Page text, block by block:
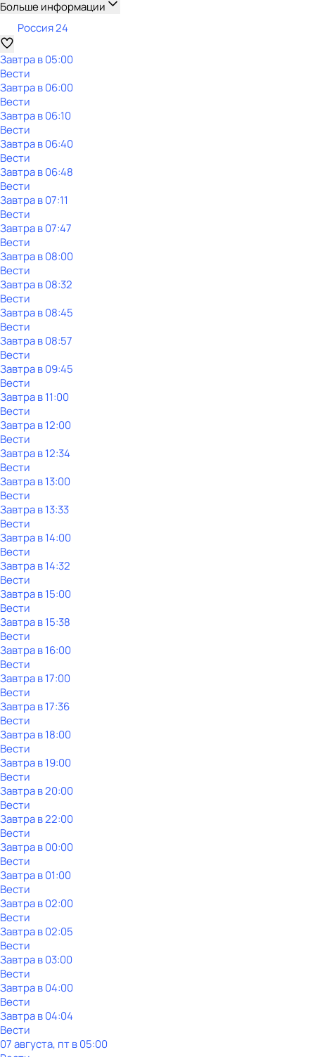
Больше информации
Россия 24
Завтра в 05:00
Вести
Завтра в 06:00
Вести
Завтра в 06:10
Вести
Завтра в 06:40
Вести
Завтра в 06:48
Вести
Завтра в 07:11
Вести
Завтра в 07:47
Вести
Завтра в 08:00
Вести
Завтра в 08:32
Вести
Завтра в 08:45
Вести
Завтра в 08:57
Вести
Завтра в 09:45
Вести
Завтра в 11:00
Вести
Завтра в 12:00
Вести
Завтра в 12:34
Вести
Завтра в 13:00
Вести
Завтра в 13:33
Вести
Завтра в 14:00
Вести
Завтра в 14:32
Вести
Завтра в 15:00
Вести
Завтра в 15:38
Вести
Завтра в 16:00
Вести
Завтра в 17:00
Вести
Завтра в 17:36
Вести
Завтра в 18:00
Вести
Завтра в 19:00
Вести
Завтра в 20:00
Вести
Завтра в 22:00
Вести
Завтра в 00:00
Вести
Завтра в 01:00
Вести
Завтра в 02:00
Вести
Завтра в 02:05
Вести
Завтра в 03:00
Вести
Завтра в 04:00
Вести
Завтра в 04:04
Вести
07 августа, пт в 05:00